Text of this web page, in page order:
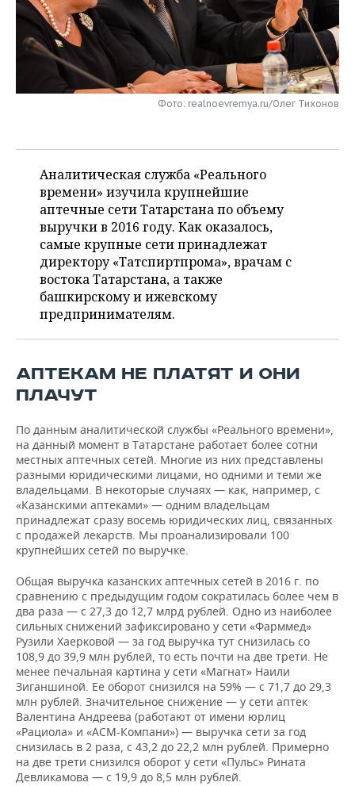
НЕФТЕХИМИЯ
НЕФТЬ
РОЗНИЧНАЯ ТОРГОВЛЯ
ТРАНСПОРТ
НОВОСТИ ТЕХНОЛОГИЙ
МЕРОПРИЯТИЯ
НОВОСТИ МЕРОПРИЯТИЙ
ВЫЕЗДНАЯ РЕДАКЦИЯ
ONLINE-КОНФЕРЕНЦИИ
ОТКРЫТАЯ ЛЕКЦИЯ
СПОРТ
ХОККЕЙ
БАСКЕТБОЛ
ВОЛЕЙБОЛ
КИБЕРСПОРТ
ФИГУРНОЕ КАТАНИЕ
ХОККЕЙ С МЯЧОМ
ВЛАСТЬ
ИНФРАСТРУКТУРА
ИСТОРИЯ
КУЛЬТУРА
МЕДИЦИНА
ПРОИСШЕСТВИЯ
СЮЖЕТЫ
СПРАВОЧНИК
СПИСОК ПЕРСОН
СПИСОК КОМПАНИЙ
ПОЛНАЯ ВЕРСИЯ
Фото: realnoevremya.ru/Олег Тихонов
Аналитическая служба «Реального
времени» изучила крупнейшие
аптечные сети Татарстана по объему
выручки в 2016 году. Как оказалось,
самые крупные сети принадлежат
директору «Татспиртпрома», врачам с
востока Татарстана, а также
башкирскому и ижевскому
предпринимателям.
АПТЕКАМ НЕ ПЛАТЯТ И ОНИ
ПЛАЧУТ
По данным аналитической службы «Реального времени»,
на данный момент в Татарстане работает более сотни
местных аптечных сетей. Многие из них представлены
разными юридическими лицами, но одними и теми же
владельцами. В некоторые случаях — как, например, с
«Казанскими аптеками» — одним владельцам
принадлежат сразу восемь юридических лиц, связанных
с продажей лекарств. Мы проанализировали 100
крупнейших сетей по выручке.
Общая выручка казанских аптечных сетей в 2016 г. по
сравнению с предыдущим годом сократилась более чем в
два раза — с 27,3 до 12,7 млрд рублей. Одно из наиболее
сильных снижений зафиксировано у сети «Фарммед»
Рузили Хаерковой — за год выручка тут снизилась со
108,9 до 39,9 млн рублей, то есть почти на две трети. Не
менее печальная картина у сети «Магнат» Наили
Зиганшиной. Ее оборот снизился на 59% — с 71,7 до 29,3
млн рублей. Значительное снижение — у сети аптек
Валентина Андреева (работают от имени юрлиц
«Рациола» и «АСМ-Компани») — выручка сети за год
снизилась в 2 раза, с 43,2 до 22,2 млн рублей. Примерно
на две трети снизился оборот у сети «Пульс» Рината
Девликамова — с 19,9 до 8,5 млн рублей.